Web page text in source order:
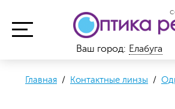
Ваш город: Елабуга
Главная / Контактные линзы /